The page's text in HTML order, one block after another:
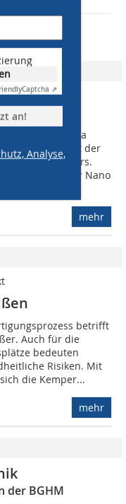
Captcha ⇗
an!
Analyse,
Welt
Teka
diese Frage mit der
seines Airtrackers.
der Airtracker Nano
mehr
betrifft
Auch für die
bedeuten
Risiken. Mit
die Kemper...
mehr
der BGHM